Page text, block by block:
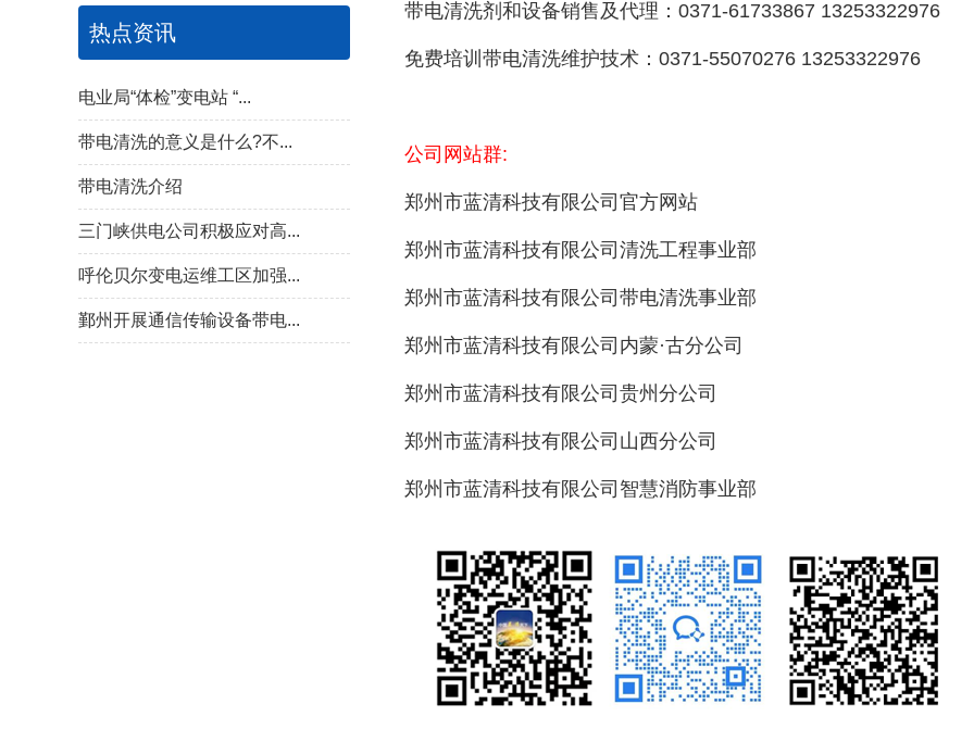
热点资讯
电业局“体检”变电站 “...
带电清洗的意义是什么?不...
带电清洗介绍
三门峡供电公司积极应对高...
呼伦贝尔变电运维工区加强...
鄞州开展通信传输设备带电...
带电清洗剂和设备销售及代理：0371-61733867 13253322976
免费培训带电清洗维护技术：0371-55070276 13253322976
公司网站群:
郑州市蓝清科技有限公司官方网站
郑州市蓝清科技有限公司清洗工程事业部
郑州市蓝清科技有限公司带电清洗事业部
郑州市蓝清科技有限公司内蒙·古分公司
郑州市蓝清科技有限公司贵州分公司
郑州市蓝清科技有限公司山西分公司
郑州市蓝清科技有限公司智慧消防事业部